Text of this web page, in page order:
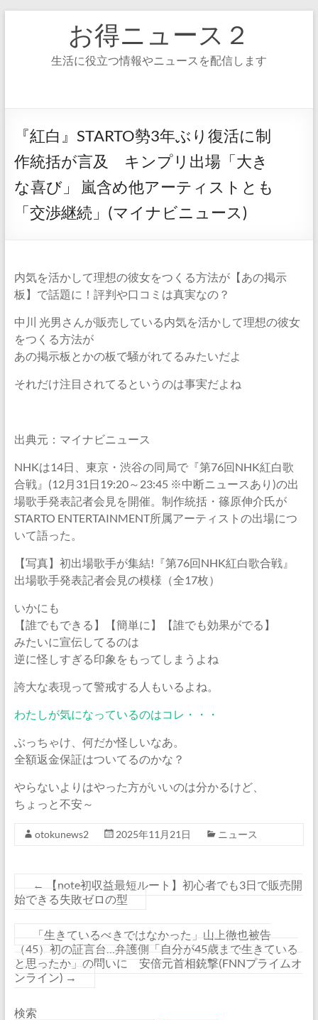
お得ニュース２
生活に役立つ情報やニュースを配信します
『紅白』STARTO勢3年ぶり復活に制
作統括が言及 キンプリ出場「大き
な喜び」 嵐含め他アーティストとも
「交渉継続」(マイナビニュース)
内気を活かして理想の彼女をつくる方法が【あの掲示
板】で話題に！評判や口コミは真実なの？
中川 光男さんが販売している内気を活かして理想の彼女
をつくる方法が
あの掲示板とかの板で騒がれてるみたいだよ
それだけ注目されてるというのは事実だよね
出典元：マイナビニュース
NHKは14日、東京・渋谷の同局で『第76回NHK紅白歌
合戦』(12月31日19:20～23:45 ※中断ニュースあり)の出
場歌手発表記者会見を開催。制作統括・篠原伸介氏が
STARTO ENTERTAINMENT所属アーティストの出場につ
いて語った。
【写真】初出場歌手が集結!『第76回NHK紅白歌合戦』
出場歌手発表記者会見の模様（全17枚）
いかにも
【誰でもできる】【簡単に】【誰でも効果がでる】
みたいに宣伝してるのは
逆に怪しすぎる印象をもってしまうよね
誇大な表現って警戒する人もいるよね。
わたしが気になっているのはコレ・・・
ぶっちゃけ、何だか怪しいなあ。
全額返金保証はついてるのかな？
やらないよりはやった方がいいのは分かるけど、
ちょっと不安～
otokunews2 2025年11月21日 ニュース
←
【note初収益最短ルート】初心者でも3日で販売開
始できる失敗ゼロの型
「生きているべきではなかった」山上徹也被告
（45）初の証言台…弁護側「自分が45歳まで生きている
と思ったか」の問いに 安倍元首相銃撃(FNNプライムオ
ンライン) →
検索